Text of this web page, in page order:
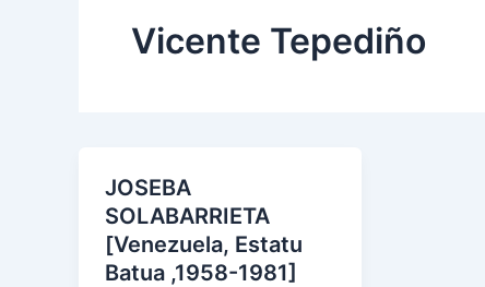
Vicente Tepediño
JOSEBA
SOLABARRIETA
[Venezuela, Estatu
Batua ,1958-1981]